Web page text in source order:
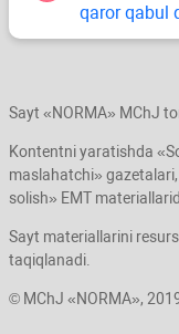
qaror qabul
Sayt «NORMA» MChJ
Kontentni yaratishda
maslahatchi»
solish» EMT
Sayt materiallarini
taqiqlanadi.
© MChJ «NORMA»,